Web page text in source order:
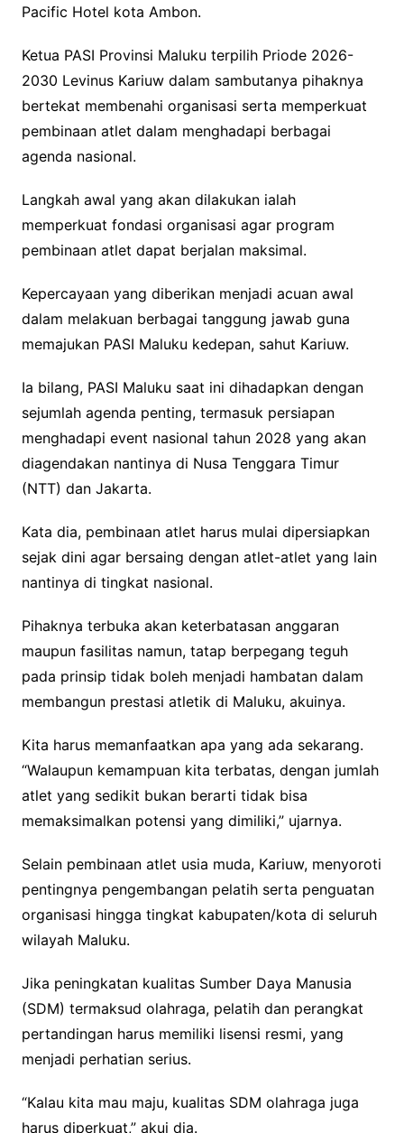
Pacific Hotel kota Ambon.
Ketua PASI Provinsi Maluku terpilih Priode 2026-
2030 Levinus Kariuw dalam sambutanya pihaknya
bertekat membenahi organisasi serta memperkuat
pembinaan atlet dalam menghadapi berbagai
agenda nasional.
Langkah awal yang akan dilakukan ialah
memperkuat fondasi organisasi agar program
pembinaan atlet dapat berjalan maksimal.
Kepercayaan yang diberikan menjadi acuan awal
dalam melakuan berbagai tanggung jawab guna
memajukan PASI Maluku kedepan, sahut Kariuw.
Ia bilang, PASI Maluku saat ini dihadapkan dengan
sejumlah agenda penting, termasuk persiapan
menghadapi event nasional tahun 2028 yang akan
diagendakan nantinya di Nusa Tenggara Timur
(NTT) dan Jakarta.
Kata dia, pembinaan atlet harus mulai dipersiapkan
sejak dini agar bersaing dengan atlet-atlet yang lain
nantinya di tingkat nasional.
Pihaknya terbuka akan keterbatasan anggaran
maupun fasilitas namun, tatap berpegang teguh
pada prinsip tidak boleh menjadi hambatan dalam
membangun prestasi atletik di Maluku, akuinya.
Kita harus memanfaatkan apa yang ada sekarang.
“Walaupun kemampuan kita terbatas, dengan jumlah
atlet yang sedikit bukan berarti tidak bisa
memaksimalkan potensi yang dimiliki,” ujarnya.
Selain pembinaan atlet usia muda, Kariuw, menyoroti
pentingnya pengembangan pelatih serta penguatan
organisasi hingga tingkat kabupaten/kota di seluruh
wilayah Maluku.
Jika peningkatan kualitas Sumber Daya Manusia
(SDM) termaksud olahraga, pelatih dan perangkat
pertandingan harus memiliki lisensi resmi, yang
menjadi perhatian serius.
“Kalau kita mau maju, kualitas SDM olahraga juga
harus diperkuat,” akui dia.